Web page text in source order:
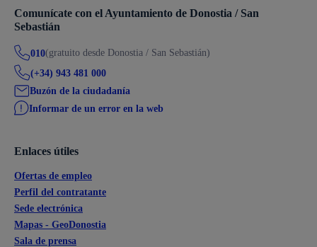
Comunícate con el Ayuntamiento de Donostia / San
Sebastián
010(gratuito desde Donostia / San Sebastián)
(+34) 943 481 000
Buzón de la ciudadanía
Informar de un error en la web
Enlaces útiles
Ofertas de empleo
Perfil del contratante
Sede electrónica
Mapas - GeoDonostia
Sala de prensa